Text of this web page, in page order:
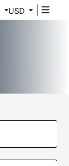
USD